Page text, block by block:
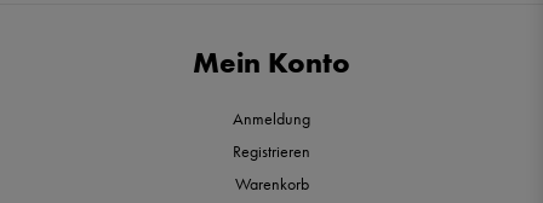
Mein Konto
Anmeldung
Registrieren
Warenkorb